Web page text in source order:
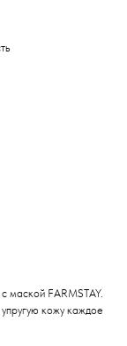
маской FARMSTAY.
кожу каждое